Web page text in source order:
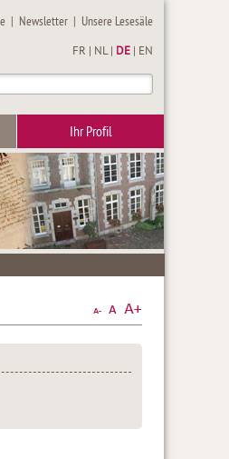
| Newsletter | Unsere Lesesäle
FR NL| DE EN
Ihr Profil